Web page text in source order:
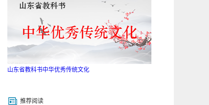
山东省教科书中华优秀传统文化
推荐阅读